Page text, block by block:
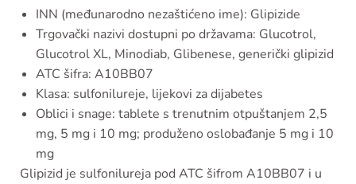
INN (međunarodno nezaštićeno ime): Glipizide
Trgovački nazivi dostupni po državama: Glucotrol,
Glucotrol XL, Minodiab, Glibenese, generički glipizid
ATC šifra: A10BB07
Klasa: sulfonilureje, lijekovi za dijabetes
Oblici i snage: tablete s trenutnim otpuštanjem 2,5
mg, 5 mg i 10 mg; produženo oslobađanje 5 mg i 10
mg
Glipizid je sulfonilureja pod ATC šifrom A10BB07 i u